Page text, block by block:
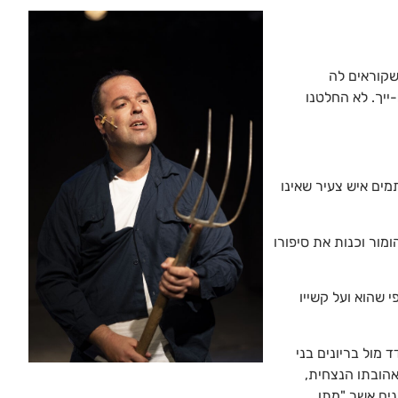
לה
לא החלטנו
איש צעיר שאינו
וכנות את סיפורו
שהוא ועל קשייו
מול בריונים בני
הנצחית,